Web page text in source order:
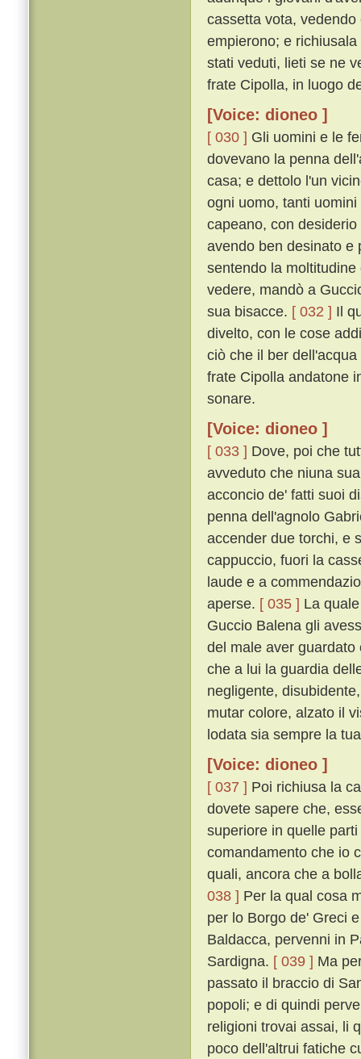
cassetta vota,
empierono; e
stati veduti, lieti se ne
frate Cipolla, in luogo
[Voice: dioneo ]
[ 030 ] Gli uomini e le
dovevano la penna
casa; e dettolo l'un
ogni uomo, tanti
capeano, con
avendo ben desinato e
sentendo la
vedere, mandò a
sua bisacce. [ 032 ] Il
divelto, con le cose
ciò che il ber
frate Cipolla andatone
sonare.
[Voice: dioneo ]
[ 033 ] Dove, poi che
avveduto che niuna
acconcio de' fatti suoi
penna dell'agnolo
accender due torchi, e
cappuccio, fuori la
laude e a
aperse. [ 035 ] La
Guccio Balena gli
del male aver
che a lui la guardia
negligente,
mutar colore, alzato il
lodata sia sempre la
[Voice: dioneo ]
[ 037 ] Poi richiusa la
dovete sapere che,
superiore in quelle
comandamento che io
quali, ancora che a
038 ] Per la qual cosa
per lo Borgo de' Greci
Baldacca, pervenni in
Sardigna. [ 039 ] Ma
passato il braccio di
popoli; e di quindi
religioni trovai assai, li
poco dell'altrui fatiche